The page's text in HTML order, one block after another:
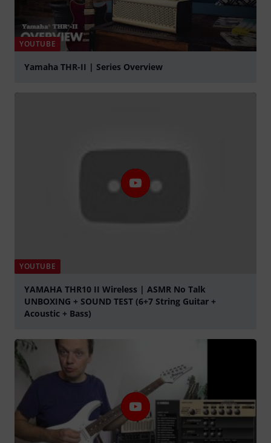
YOUTUBE
Yamaha THR-II | Series Overview
YOUTUBE
YAMAHA THR10 II Wireless | ASMR No Talk
UNBOXING + SOUND TEST (6+7 String Guitar +
Acoustic + Bass)